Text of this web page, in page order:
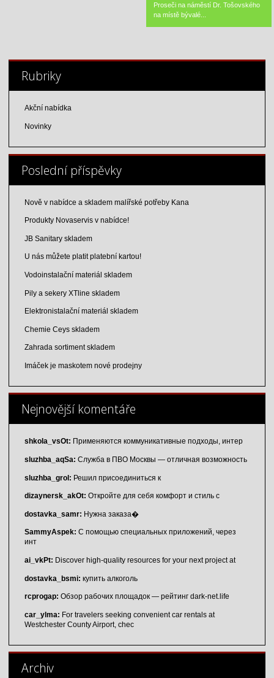
Proseči na náměstí Dr. Tošovského
na místě bývalé...
Rubriky
Akční nabídka
Novinky
Poslední příspěvky
Nově v nabídce a skladem malířské potřeby Kana
Produkty Novaservis v nabídce!
JB Sanitary skladem
U nás můžete platit platební kartou!
Vodoinstalační materiál skladem
Pily a sekery XTline skladem
Elektronistalační materiál skladem
Chemie Ceys skladem
Zahrada sortiment skladem
Imáček je maskotem nové prodejny
Nejnovější komentáře
shkola_vsOt: Применяются коммуникативные подходы, интер
sluzhba_aqSa: Служба в ПВО Москвы — отличная возможность
sluzhba_grol: Решил присоединиться к
dizaynersk_akOt: Откройте для себя комфорт и стиль с
dostavka_samr: Нужна заказа�
SammyAspek: С помощью специальных приложений, через
инт
ai_vkPt: Discover high-quality resources for your next project at
dostavka_bsmi: купить алкоголь
rcprogap: Обзор рабочих площадок — рейтинг dark-net.life
car_ylma: For travelers seeking convenient car rentals at
Westchester County Airport, chec
Archiv